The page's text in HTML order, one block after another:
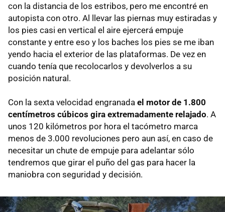
con la distancia de los estribos, pero me encontré en
autopista con otro. Al llevar las piernas muy estiradas y
los pies casi en vertical el aire ejercerá empuje
constante y entre eso y los baches los pies se me iban
yendo hacia el exterior de las plataformas. De vez en
cuando tenía que recolocarlos y devolverlos a su
posición natural.
Con la sexta velocidad engranada el motor de 1.800
centímetros cúbicos gira extremadamente relajado. A
unos 120 kilómetros por hora el tacómetro marca
menos de 3.000 revoluciones pero aun así, en caso de
necesitar un chute de empuje para adelantar sólo
tendremos que girar el puño del gas para hacer la
maniobra con seguridad y decisión.